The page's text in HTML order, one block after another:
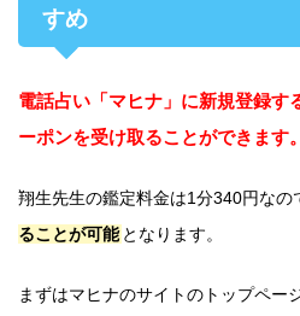
すめ
電話占い「マヒナ」に新規登録す
ーポンを受け取ることができます。
翔生先生の鑑定料金は1分340円なの
ることが可能 となります。
まずはマヒナのサイトのトップペ